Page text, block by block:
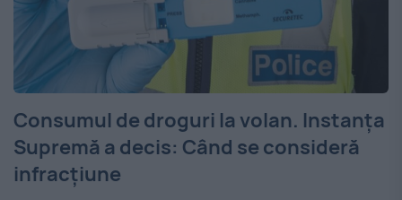
Consumul de droguri la volan. Instanța
Supremă a decis: Când se consideră
infracțiune